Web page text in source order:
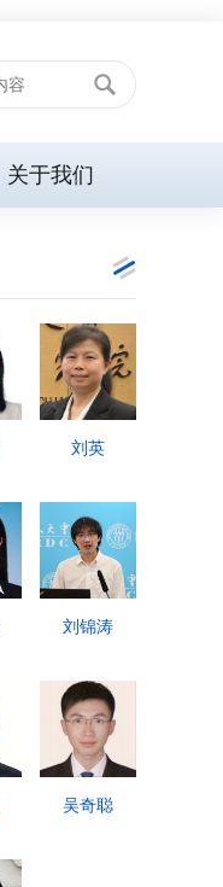
关于我们
刘英
刘锦涛
吴奇聪